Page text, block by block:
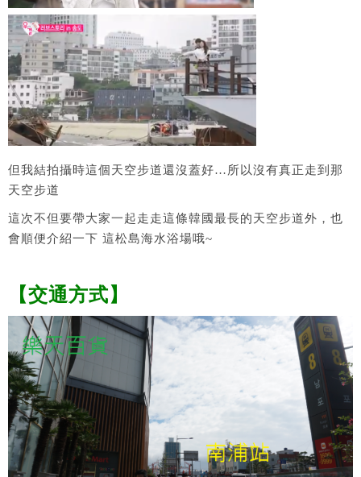
但我結拍攝時這個天空步道還沒蓋好…所以沒有真正走到那
天空步道
這次不但要帶大家一起走走這條韓國最長的天空步道外，也
會順便介紹一下 這松島海水浴場哦~
【交通方式】